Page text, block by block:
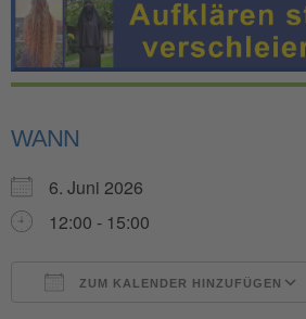
WANN
6. Juni 2026
12:00 - 15:00
ZUM KALENDER HINZUFÜGEN